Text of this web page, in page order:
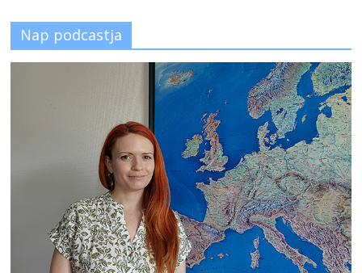
Nap podcastja